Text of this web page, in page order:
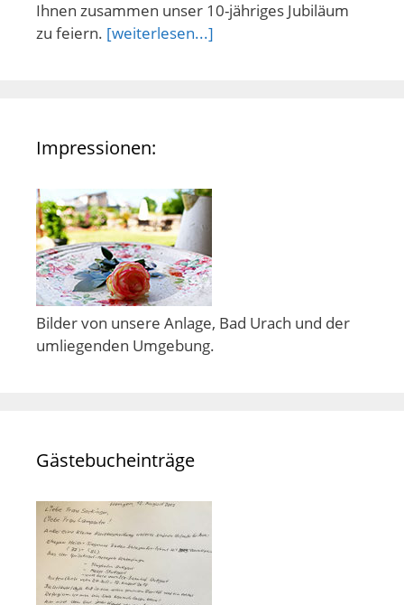
Ihnen zusammen unser 10-jähriges Jubiläum
zu feiern. [weiterlesen...]
Impressionen:
Bilder von unsere Anlage, Bad Urach und der
umliegenden Umgebung.
Gästebucheinträge